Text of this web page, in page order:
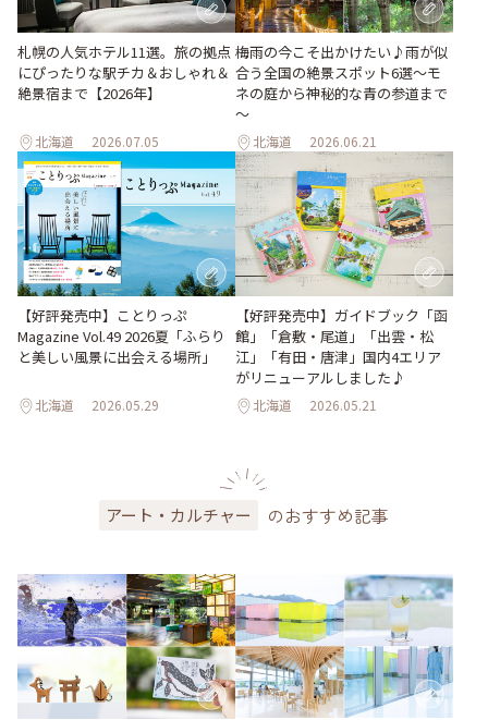
札幌の人気ホテル11選。旅の拠点
にぴったりな駅チカ＆おしゃれ＆
絶景宿まで【2026年】
北海道 2026.07.05
梅雨の今こそ出かけたい♪雨が似
合う全国の絶景スポット6選～モ
ネの庭から神秘的な青の参道まで
～
北海道 2026.06.21
【好評発売中】ことりっぷ
Magazine Vol.49 2026夏「ふらり
と美しい風景に出会える場所」
北海道 2026.05.29
【好評発売中】ガイドブック「函
館」「倉敷・尾道」「出雲・松
江」「有田・唐津」国内4エリア
がリニューアルしました♪
北海道 2026.05.21
アート・カルチャー のおすすめ記事